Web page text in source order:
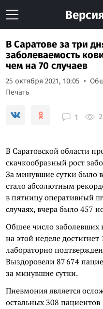
В Саратове за три
заболеваемость
чем на 70 случаев
25 октября 2021, 10:05
Печать
1
В Саратовской области
скачкообразный рост
За минувшие сутки было
стало абсолютным
в пятницу оперативный
случаях, вчера было 457
Общее число заболевших
на этой неделе достигнет
лабораторно
Выздоровели 87 674
за минувшие сутки.
Пневмония является
остальных 308